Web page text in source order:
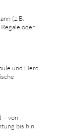
(z.B.
oder
und Herd
– von
bis hin